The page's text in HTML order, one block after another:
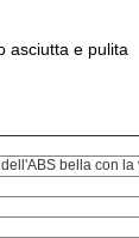
asciutta e pulita
bella con la